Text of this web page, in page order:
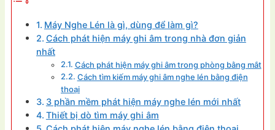
Máy Nghe Lén là gì, dùng để làm gì?
Cách phát hiện máy ghi âm trong nhà đơn giản
nhất
Cách phát hiện máy ghi âm trong phòng bằng mắt
Cách tìm kiếm máy ghi âm nghe lén bằng điện
thoại
3 phần mềm phát hiện máy nghe lén mới nhất
Thiết bị dò tìm máy ghi âm